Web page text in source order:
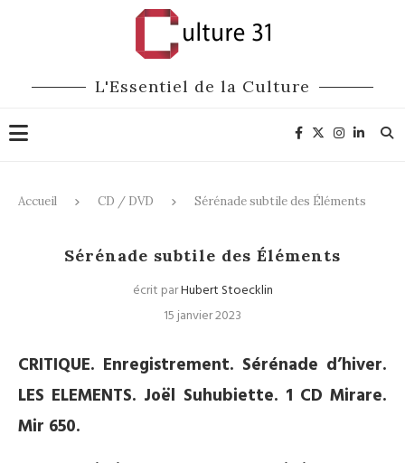
L'Essentiel de la Culture
Accueil CD / DVD Sérénade subtile des Éléments
Sérénade subtile des Éléments
écrit parHubert Stoecklin
15 janvier 2023
CRITIQUE. Enregistrement. Sérénade d’hiver.
LES ELEMENTS. Joël Suhubiette. 1 CD Mirare.
Mir 650.